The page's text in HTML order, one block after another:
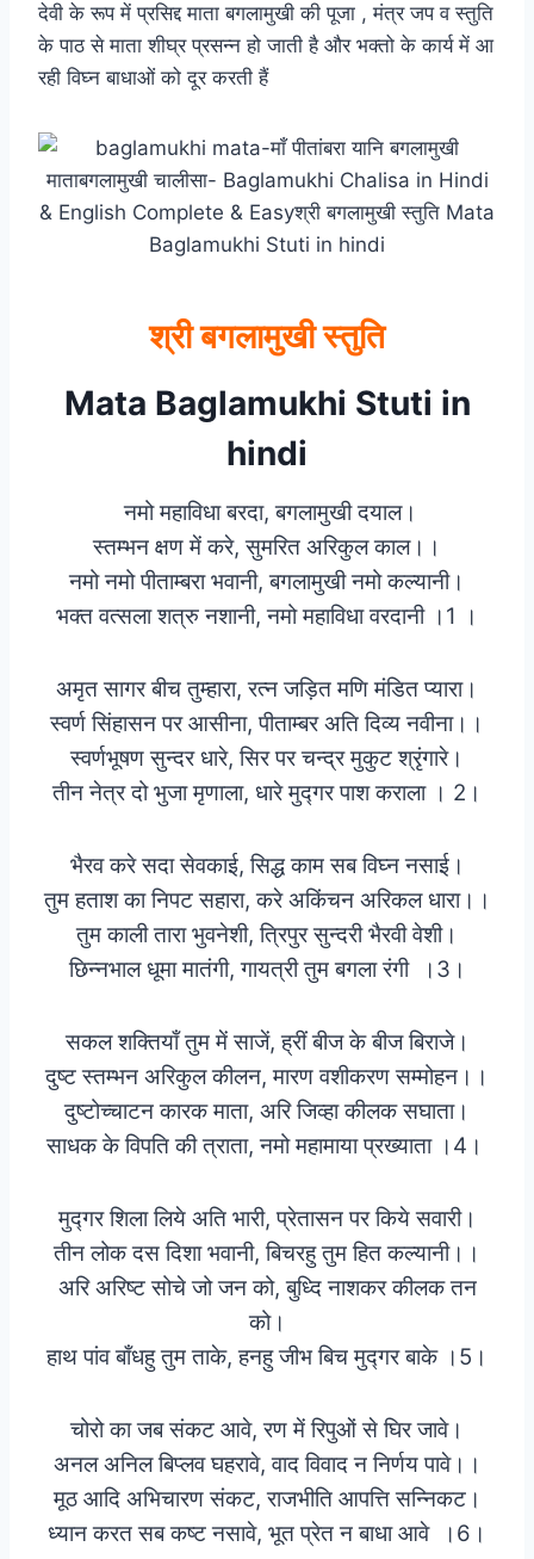
देवी के रूप में प्रसिद्द माता बगलामुखी की पूजा , मंत्र जप व स्तुति
के पाठ से माता शीघ्र प्रसन्न हो जाती है और भक्तो के कार्य में आ
रही विघ्न बाधाओं को दूर करती हैं
श्री बगलामुखी स्तुति
Mata Baglamukhi Stuti in
hindi
नमो महाविधा बरदा, बगलामुखी दयाल।
स्तम्भन क्षण में करे, सुमरित अरिकुल काल।।
नमो नमो पीताम्बरा भवानी, बगलामुखी नमो कल्यानी।
भक्त वत्सला शत्रु नशानी, नमो महाविधा वरदानी ।1 ।
अमृत सागर बीच तुम्हारा, रत्न जड़ित मणि मंडित प्यारा।
स्वर्ण सिंहासन पर आसीना, पीताम्बर अति दिव्य नवीना।।
स्वर्णभूषण सुन्दर धारे, सिर पर चन्द्र मुकुट श्रृंगारे।
तीन नेत्र दो भुजा मृणाला, धारे मुद्गर पाश कराला । 2।
भैरव करे सदा सेवकाई, सिद्ध काम सब विघ्न नसाई।
तुम हताश का निपट सहारा, करे अकिंचन अरिकल धारा।।
तुम काली तारा भुवनेशी, त्रिपुर सुन्दरी भैरवी वेशी।
छिन्नभाल धूमा मातंगी, गायत्री तुम बगला रंगी ।3।
सकल शक्तियाँ तुम में साजें, ह्रीं बीज के बीज बिराजे।
दुष्ट स्तम्भन अरिकुल कीलन, मारण वशीकरण सम्मोहन।।
दुष्टोच्चाटन कारक माता, अरि जिव्हा कीलक सघाता।
साधक के विपति की त्राता, नमो महामाया प्रख्याता ।4।
मुद्गर शिला लिये अति भारी, प्रेतासन पर किये सवारी।
तीन लोक दस दिशा भवानी, बिचरहु तुम हित कल्यानी।।
अरि अरिष्ट सोचे जो जन को, बुध्दि नाशकर कीलक तन
को।
हाथ पांव बाँधहु तुम ताके, हनहु जीभ बिच मुद्गर बाके ।5।
चोरो का जब संकट आवे, रण में रिपुओं से घिर जावे।
अनल अनिल बिप्लव घहरावे, वाद विवाद न निर्णय पावे।।
मूठ आदि अभिचारण संकट, राजभीति आपत्ति सन्निकट।
ध्यान करत सब कष्ट नसावे, भूत प्रेत न बाधा आवे ।6।